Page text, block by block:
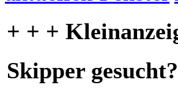
+ + +
Skipper gesucht?